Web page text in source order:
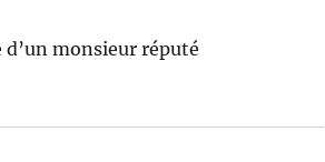
monsieur réputé